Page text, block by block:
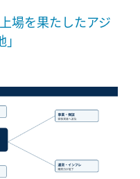
場を果たしたアジ